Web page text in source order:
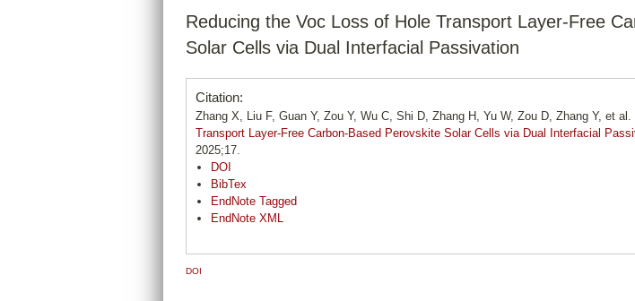
容
Reducing the Voc Loss of Hole Transport Layer-Free
Solar Cells via Dual Interfacial Passivation
Citation:
Zhang X, Liu F, Guan Y, Zou Y, Wu C, Shi D, Zhang H, Yu W, Zou D, Zhang Y, et al.
Transport Layer-Free Carbon-Based Perovskite Solar Cells via Dual Interfacial
2025;17.
DOI
BibTex
EndNote Tagged
EndNote XML
DOI